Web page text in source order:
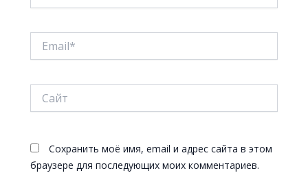
Сохранить моё имя, email и адрес сайта в этом
браузере для последующих моих комментариев.